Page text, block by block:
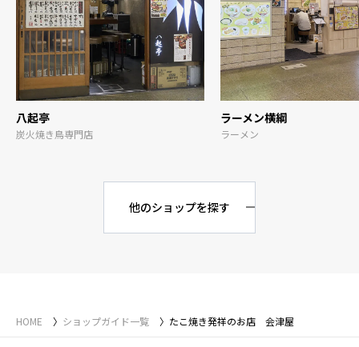
八起亭
炭火焼き鳥専門店
ラーメン横綱
ラーメン
他のショップを探す
HOME ショップガイド一覧 たこ焼き発祥のお店 会津屋